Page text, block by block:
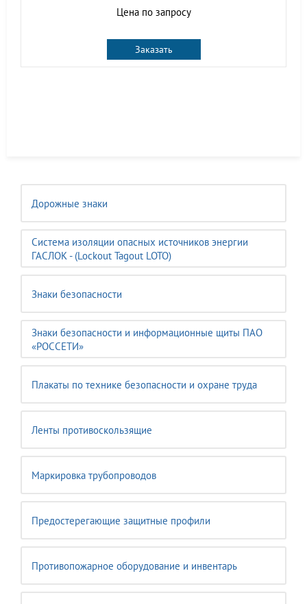
Дорожные знаки
Система изоляции опасных источников энергии
ГАСЛОК - (Lockout Tagout LOTO)
Знаки безопасности
Знаки безопасности и информационные щиты ПАО
«РОССЕТИ»
Плакаты по технике безопасности и охране труда
Ленты противоскользящие
Маркировка трубопроводов
Предостерегающие защитные профили
Противопожарное оборудование и инвентарь
Цена по запросу
Заказать